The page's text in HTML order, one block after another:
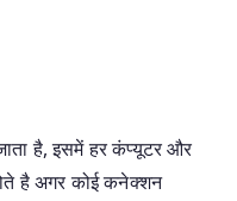
है, इसमें हर कंप्यूटर और
है अगर कोई कनेक्शन